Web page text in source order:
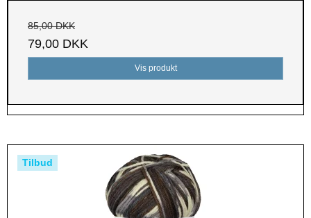
85,00 DKK
79,00 DKK
Vis produkt
Tilbud